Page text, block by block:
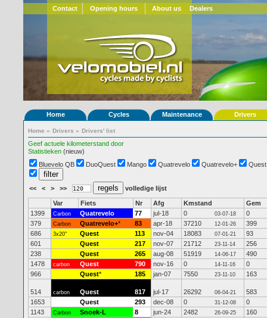
Contact Opening hours About us Dealers
Home Cycles Maintenance Drivers
Home » Drivers » Drivers' list
Geef actuele kilometerstand door
Statistieken (nieuw)
Bluevelo QB DuoQuest Mango Quatrevelo Quatrevelo+ Quest
<< < > >> volledige lijst
Var Fiets Nr Afg Kmstand Gem
1399
Carbon Quatrevelo 77 jul-18 0 03-07-18 0
379
Carbon Quatrevelo+* 83 apr-18 37210 12-01-26 399
686
3x20" Quest 113 nov-04 18083 07-01-21 93
601
Quest 217 nov-07 21712 23-11-14 256
238
Quest 265 aug-08 51919 14-06-17 490
1478
carbon Quest 790 nov-16 0 14-11-16 0
966
Quest* 185 jan-07 7550 23-11-10 163
514 carbon Quest 817 jul-17 26292 06-04-21 583
1653
Quest 293 dec-08 0 31-12-08 0
1143
Carbon Snoek-L 8 jun-24 2482 26-09-25 160